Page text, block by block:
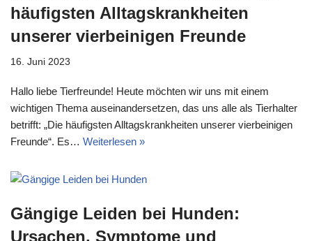
häufigsten Alltagskrankheiten
unserer vierbeinigen Freunde
16. Juni 2023
Hallo liebe Tierfreunde! Heute möchten wir uns mit einem
wichtigen Thema auseinandersetzen, das uns alle als Tierhalter
betrifft: „Die häufigsten Alltagskrankheiten unserer vierbeinigen
Freunde“. Es… Weiterlesen »
Gängige Leiden bei Hunden:
Ursachen, Symptome und